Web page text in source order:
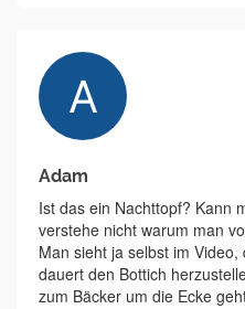
Adam
Ist das ein Nachttopf? Kann
verstehe nicht warum man
Man sieht ja selbst im
dauert den Bottich
zum Bäcker um die Ecke